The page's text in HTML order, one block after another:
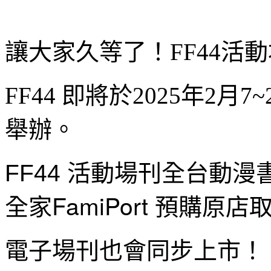
讓大家久等了！FF44活
FF44 即將於2025年2月
舉辦。
FF44 活動場刊全台動漫
全家FamiPort 預購原店
電子場刊也會同步上市！